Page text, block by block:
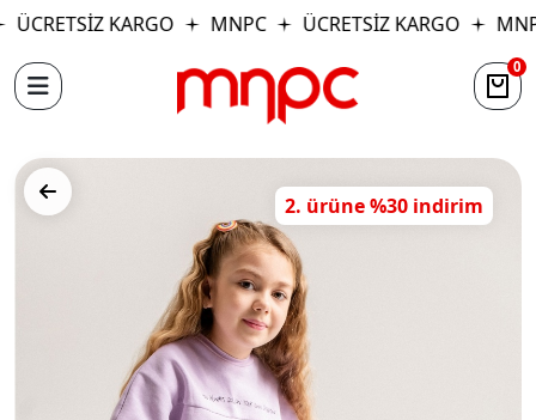
ÜCRETSİZ KARGO MNPC ÜCRETSİZ KARGO
0
2. ürüne %30 indirim